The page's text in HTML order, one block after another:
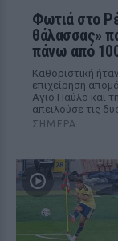
Φωτιά στο
θάλασσας»
πάνω από
Καθοριστική
επιχείρηση
Αγιο Παύλο και
απειλούσε τις
ΣΉΜΕΡΑ